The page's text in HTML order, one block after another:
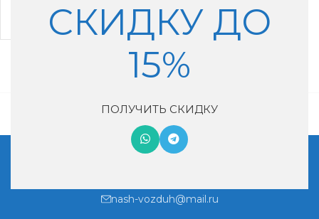
СКИДКУ ДО
15%
ПОЛУЧИТЬ СКИДКУ
49,500
nash-vozduh@mail.ru